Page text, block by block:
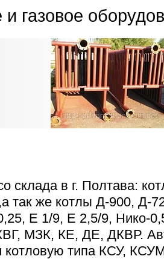
и газовое
склада в г. Полтава:
так же котлы Д-900, Д-
Е 1/9, Е 2,5/9, Нико-
МЗК, КЕ, ДЕ, ДКВР.
котловую типа КСУ,